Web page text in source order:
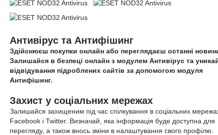
Антивірус та Антифішинг
Здійснюєш покупки онлайн або переглядаєш останні
Залишайся в безпеці онлайн з модулем Антивірус та
відвідування підроблених сайтів за допомогою модуля
Антифішинг.
Захист у соціальних мережах
Залишайся захищеним під час спілкування в соціальних
Facebook і Twitter. Визначай, яка інформація буде доступна для
перегляду, а також внось зміни в налаштування свого профілю.